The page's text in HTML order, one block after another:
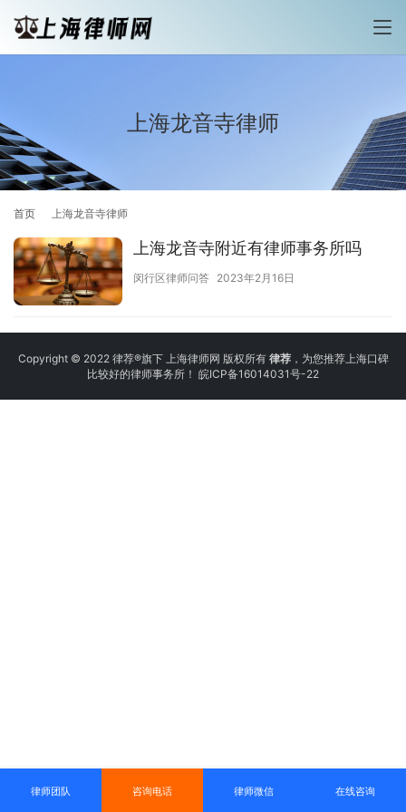
上海龙音寺律师
首页 上海龙音寺律师
上海龙音寺附近有律师事务所吗
闵行区律师问答 2023年2月16日
Copyright © 2022 律荐®旗下 上海律师网 版权所有 律荐，为您推荐上海口碑
比较好的律师事务所！ 皖ICP备16014031号-22
律师团队 咨询电话 律师微信 在线咨询